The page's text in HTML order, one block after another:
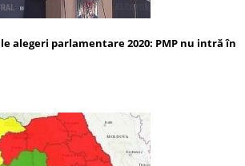
alegeri parlamentare 2020: PMP nu intră în